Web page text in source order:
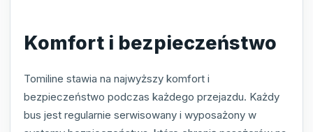
Komfort i bezpieczeństwo
Tomiline stawia na najwyższy komfort i
bezpieczeństwo podczas każdego przejazdu. Każdy
bus jest regularnie serwisowany i wyposażony w